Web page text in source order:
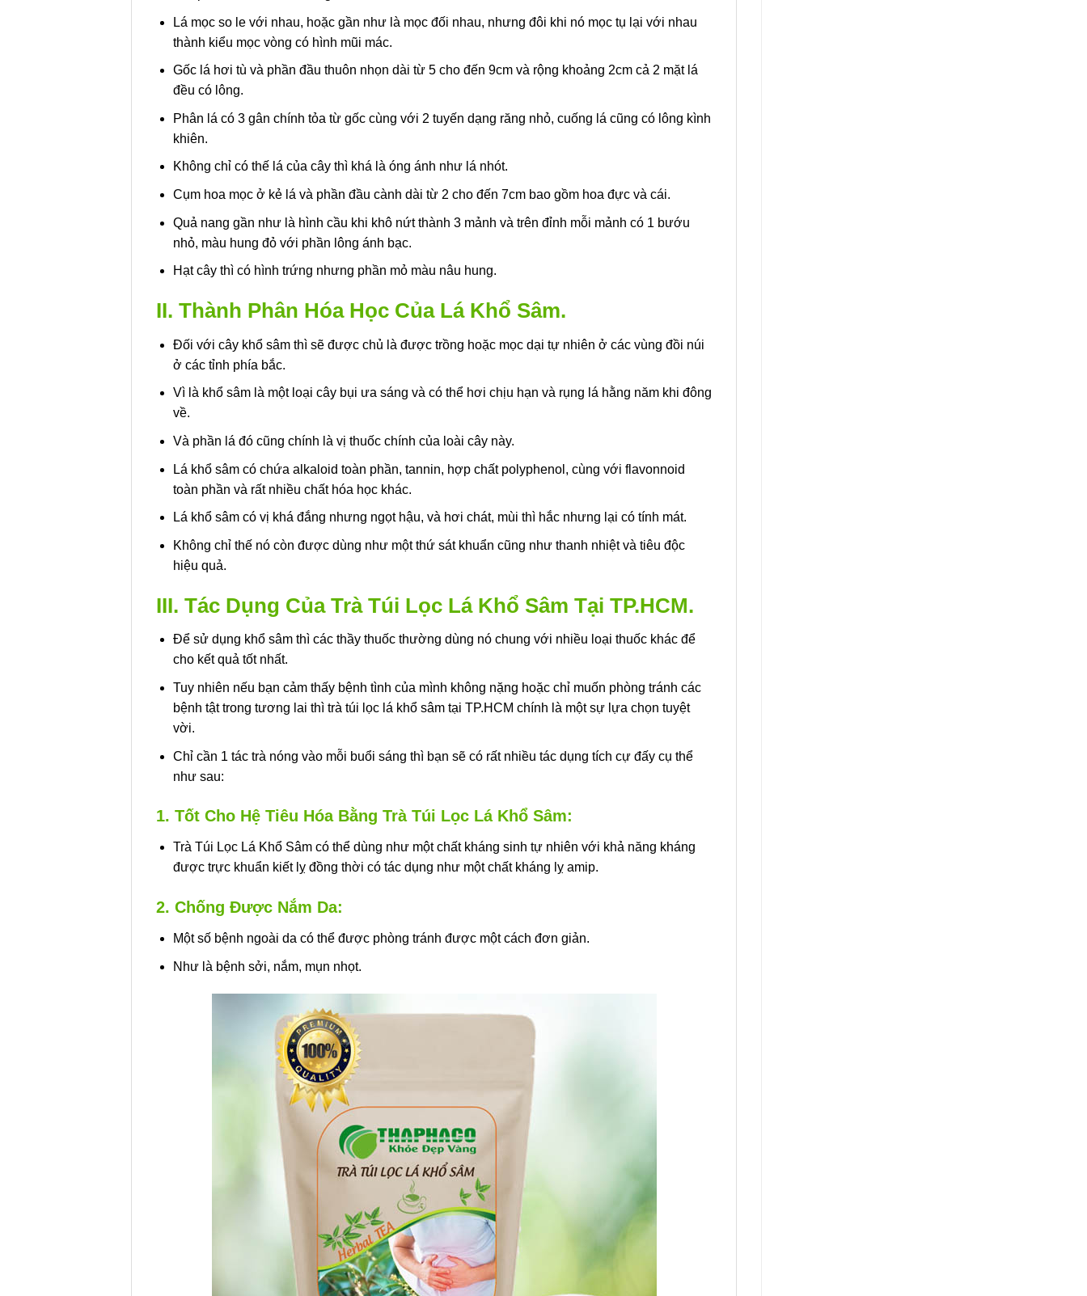
Lá mọc so le với nhau, hoặc gần như là mọc đối nhau, nhưng đôi khi nó mọc tụ lại với nhau
thành kiểu mọc vòng có hình mũi mác.
Gốc lá hơi tù và phần đầu thuôn nhọn dài từ 5 cho đến 9cm và rộng khoảng 2cm cả 2 mặt lá
đều có lông.
Phân lá có 3 gân chính tỏa từ gốc cùng với 2 tuyến dạng răng nhỏ, cuống lá cũng có lông kình
khiên.
Không chỉ có thế lá của cây thì khá là óng ánh như lá nhót.
Cụm hoa mọc ở kẻ lá và phần đầu cành dài từ 2 cho đến 7cm bao gồm hoa đực và cái.
Quả nang gần như là hình cầu khi khô nứt thành 3 mảnh và trên đỉnh mỗi mảnh có 1 bướu
nhỏ, màu hung đỏ với phần lông ánh bạc.
Hạt cây thì có hình trứng nhưng phần mỏ màu nâu hung.
II. Thành Phân Hóa Học Của Lá Khổ Sâm.
Đối với cây khổ sâm thì sẽ được chủ là được trồng hoặc mọc dại tự nhiên ở các vùng đồi núi
ở các tỉnh phía bắc.
Vì là khổ sâm là một loại cây bụi ưa sáng và có thể hơi chịu hạn và rụng lá hằng năm khi đông
về.
Và phần lá đó cũng chính là vị thuốc chính của loài cây này.
Lá khổ sâm có chứa alkaloid toàn phần, tannin, hợp chất polyphenol, cùng với flavonnoid
toàn phần và rất nhiều chất hóa học khác.
Lá khổ sâm có vị khá đắng nhưng ngọt hậu, và hơi chát, mùi thì hắc nhưng lại có tính mát.
Không chỉ thế nó còn được dùng như một thứ sát khuẩn cũng như thanh nhiệt và tiêu độc
hiệu quả.
III. Tác Dụng Của Trà Túi Lọc Lá Khổ Sâm Tại TP.HCM.
Để sử dụng khổ sâm thì các thầy thuốc thường dùng nó chung với nhiều loại thuốc khác để
cho kết quả tốt nhất.
Tuy nhiên nếu bạn cảm thấy bệnh tình của mình không nặng hoặc chỉ muốn phòng tránh các
bệnh tật trong tương lai thì trà túi lọc lá khổ sâm tại TP.HCM chính là một sự lựa chọn tuyệt
vời.
Chỉ cần 1 tác trà nóng vào mỗi buổi sáng thì bạn sẽ có rất nhiều tác dụng tích cự đấy cụ thể
như sau:
1. Tốt Cho Hệ Tiêu Hóa Bằng Trà Túi Lọc Lá Khổ Sâm:
Trà Túi Lọc Lá Khổ Sâm có thể dùng như một chất kháng sinh tự nhiên với khả năng kháng
được trực khuẩn kiết lỵ đồng thời có tác dụng như một chất kháng lỵ amip.
2. Chống Được Nắm Da:
Một số bệnh ngoài da có thể được phòng tránh được một cách đơn giản.
Như là bệnh sởi, nắm, mụn nhọt.